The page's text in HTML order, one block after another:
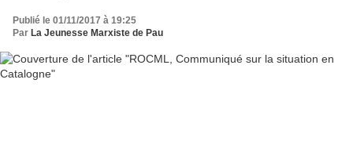
Publié le 01/11/2017 à 19:25
Par La Jeunesse Marxiste de Pau